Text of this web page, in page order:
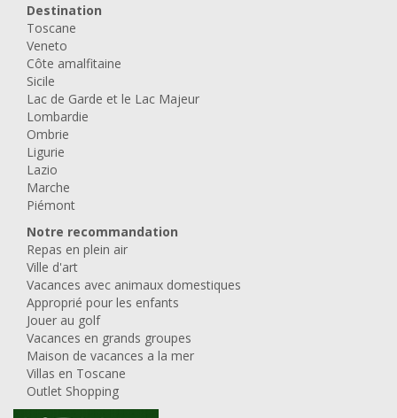
Destination
Toscane
Veneto
Côte amalfitaine
Sicile
Lac de Garde et le Lac Majeur
Lombardie
Ombrie
Ligurie
Lazio
Marche
Piémont
Notre recommandation
Repas en plein air
Ville d'art
Vacances avec animaux domestiques
Approprié pour les enfants
Jouer au golf
Vacances en grands groupes
Maison de vacances a la mer
Villas en Toscane
Outlet Shopping